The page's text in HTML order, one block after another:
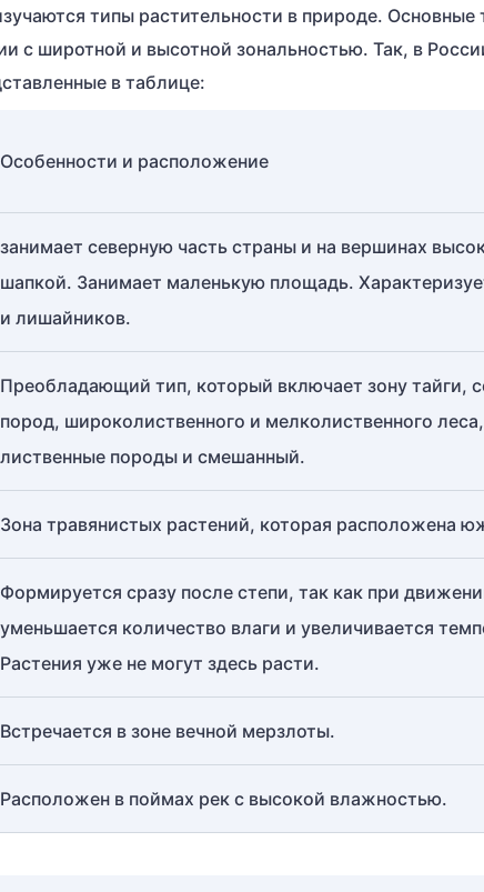
типы растительности в природе.
с широтной и высотной зональностью. Так, в
в таблице:
Особенности и расположение
занимает северную часть страны и на вершинах
шапкой. Занимает маленькую площадь.
и лишайников.
Преобладающий тип, который включает зону тайги,
пород, широколиственного и мелколиственного
лиственные породы и смешанный.
Зона травянистых растений, которая расположена
Формируется сразу после степи, так как при
уменьшается количество влаги и увеличивается
Растения уже не могут здесь расти.
Встречается в зоне вечной мерзлоты.
Расположен в поймах рек с высокой влажностью.